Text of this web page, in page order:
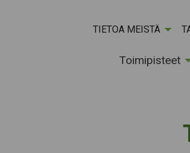
TIETOA MEISTÄ
Toimipisteet